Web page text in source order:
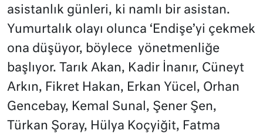
asistanlık günleri, ki namlı bir asistan.
Yumurtalık olayı olunca ‘Endişe’yi çekmek
ona düşüyor, böylece yönetmenliğe
başlıyor. Tarık Akan, Kadir İnanır, Cüneyt
Arkın, Fikret Hakan, Erkan Yücel, Orhan
Gencebay, Kemal Sunal, Şener Şen,
Türkan Şoray, Hülya Koçyiğit, Fatma